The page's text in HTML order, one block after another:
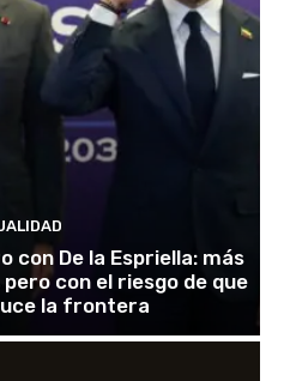
con De la Espriella: más
con el riesgo de que
la frontera